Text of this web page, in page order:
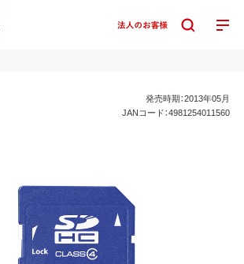
発売時期：2013年05月
JANコード：4981254011560